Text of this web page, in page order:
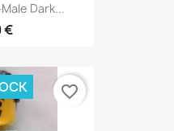
Dark...
€
favorite_border